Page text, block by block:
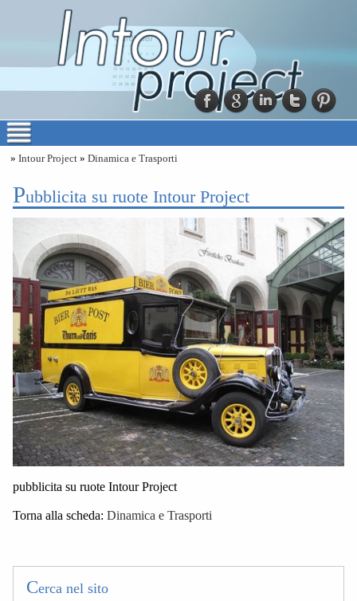
» Intour Project » Dinamica e Trasporti
pubblicita su ruote Intour Project
pubblicita su ruote Intour Project
Torna alla scheda: Dinamica e Trasporti
Cerca nel sito